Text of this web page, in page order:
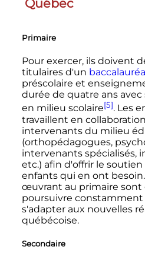
Québec
Primaire
Pour exercer, ils doivent
titulaires d'un
préscolaire et
durée de quatre ans avec
en milieu scolaire[5]. Les
travaillent en
intervenants du milieu
(orthopédagogues,
intervenants spécialisés,
etc.) afin d'offrir le
enfants qui en ont
œuvrant au primaire sont
poursuivre constamment
s'adapter aux nouvelles
québécoise.
Secondaire